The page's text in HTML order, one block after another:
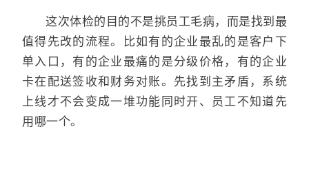
这次体检的目的不是挑员工毛病，而是找到最
值得先改的流程。比如有的企业最乱的是客户下
单入口，有的企业最痛的是分级价格，有的企业
卡在配送签收和财务对账。先找到主矛盾，系统
上线才不会变成一堆功能同时开、员工不知道先
用哪一个。